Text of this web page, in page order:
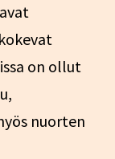
on ollut
nuorten